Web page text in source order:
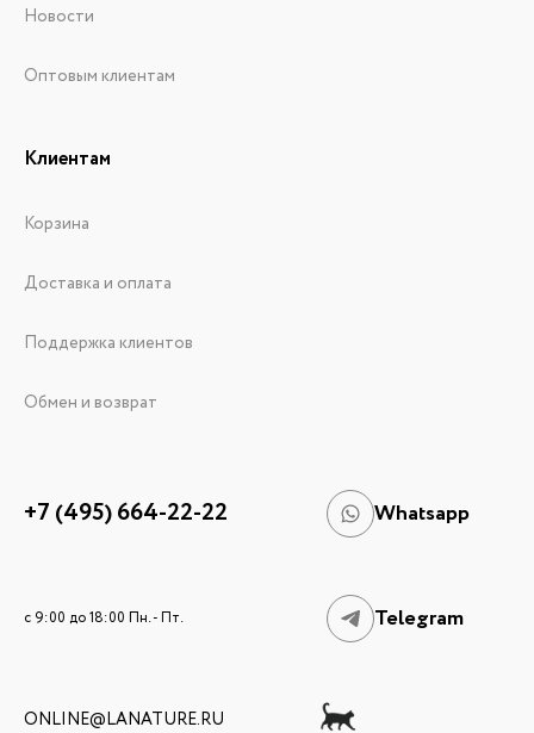
Новости
Оптовым клиентам
Клиентам
Корзина
Доставка и оплата
Поддержка клиентов
Обмен и возврат
+7 (495) 664-22-22 Whatsapp
c 9:00 до 18:00 Пн. - Пт. Telegram
ONLINE@LANATURE.RU